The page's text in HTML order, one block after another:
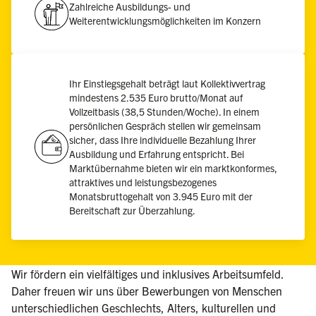
Zahlreiche Ausbildungs- und
Weiterentwicklungsmöglichkeiten im Konzern
Ihr Einstiegsgehalt beträgt laut Kollektivvertrag
mindestens 2.535 Euro brutto/Monat auf
Vollzeitbasis (38,5 Stunden/Woche). In einem
persönlichen Gespräch stellen wir gemeinsam
sicher, dass Ihre individuelle Bezahlung Ihrer
Ausbildung und Erfahrung entspricht. Bei
Marktübernahme bieten wir ein marktkonformes,
attraktives und leistungsbezogenes
Monatsbruttogehalt von 3.945 Euro mit der
Bereitschaft zur Überzahlung.
Wir fördern ein vielfältiges und inklusives Arbeitsumfeld.
Daher freuen wir uns über Bewerbungen von Menschen
unterschiedlichen Geschlechts, Alters, kulturellen und